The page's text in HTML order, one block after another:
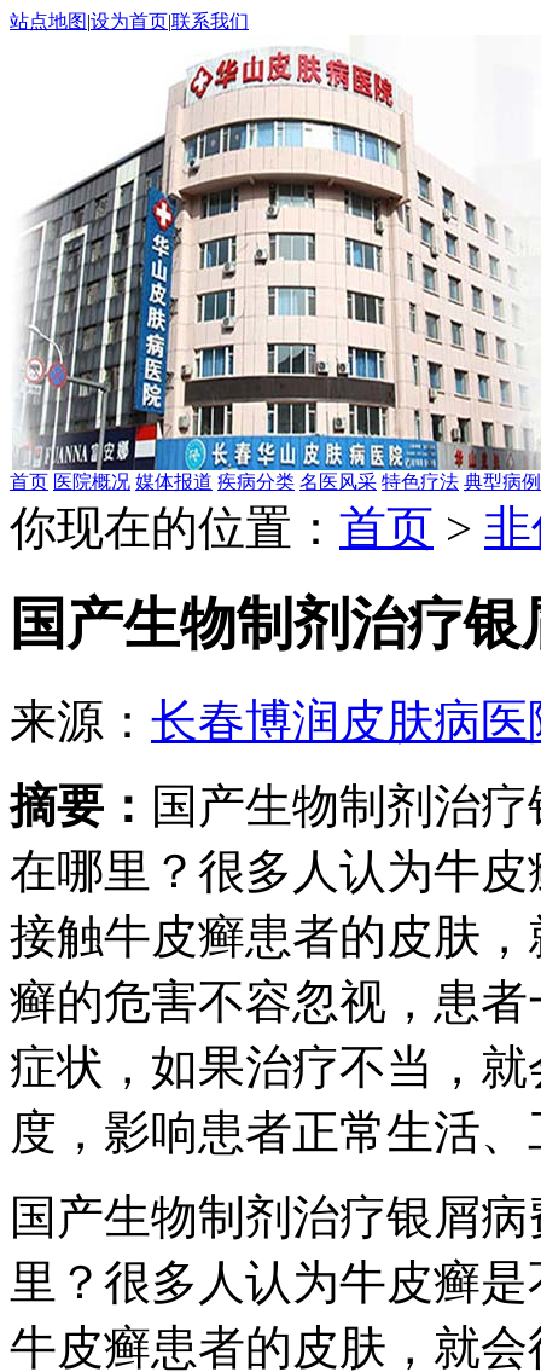
站点地图|设为首页|联系我们
首页 医院概况 媒体报道 疾病分类 名医风采 特色疗法 典型病例
你现在的位置： 首页 >
国产生物制剂治疗
来源： 长春博润皮肤病医
摘要： 国产生物制剂治
在哪里？很多人认为牛
接触牛皮癣患者的皮肤
癣的危害不容忽视，患
症状，如果治疗不当，
度，影响患者正常生活
国产生物制剂治疗银屑
里？很多人认为牛皮癣
牛皮癣患者的皮肤，就